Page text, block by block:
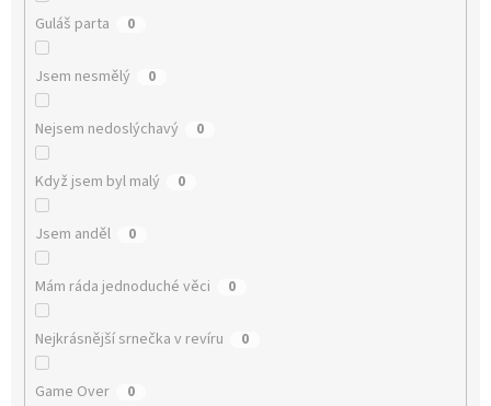
Guláš parta 0
Jsem nesmělý 0
Nejsem nedoslýchavý 0
Když jsem byl malý 0
Jsem anděl 0
Mám ráda jednoduché věci 0
Nejkrásnější srnečka v revíru 0
Game Over 0